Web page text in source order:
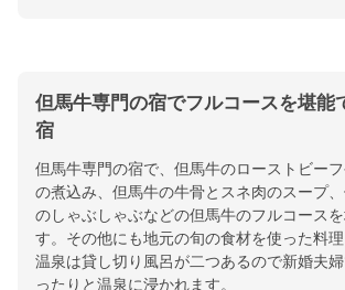
但馬牛専門の宿でフルコースを堪能
宿
但馬牛専門の宿で、但馬牛のローストビー
の煮込み、但馬牛の牛骨とスネ肉のスープ
のしゃぶしゃぶなどの但馬牛のフルコース
す。その他にも地元の旬の食材を使った料理
温泉は貸し切り風呂が二つあるので新婚夫
ったりと温泉に浸かれます。